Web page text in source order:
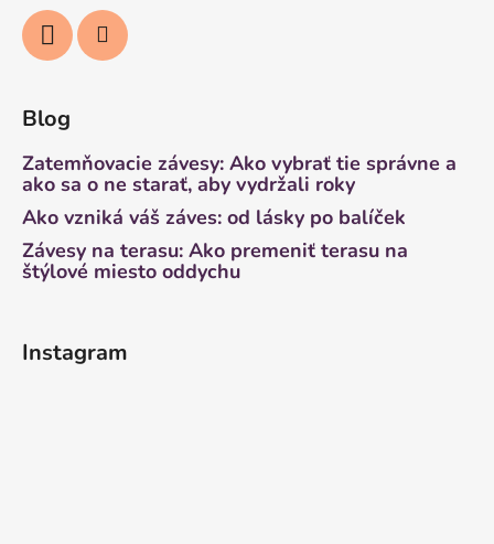
Blog
Zatemňovacie závesy: Ako vybrať tie správne a
ako sa o ne starať, aby vydržali roky
Ako vzniká váš záves: od lásky po balíček
Závesy na terasu: Ako premeniť terasu na
štýlové miesto oddychu
Instagram